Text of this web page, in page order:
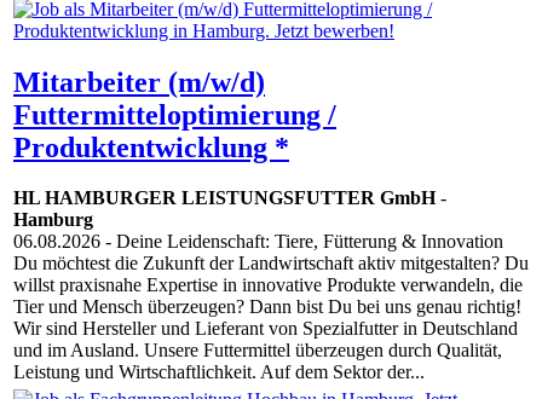
Mitarbeiter (m/w/d)
Futtermitteloptimierung /
Produktentwicklung *
HL HAMBURGER LEISTUNGSFUTTER GmbH-
Hamburg
06.08.2026 - Deine Leidenschaft: Tiere, Fütterung & Innovation
Du möchtest die Zukunft der Landwirtschaft aktiv mitgestalten? Du
willst praxisnahe Expertise in innovative Produkte verwandeln, die
Tier und Mensch überzeugen? Dann bist Du bei uns genau richtig!
Wir sind Hersteller und Lieferant von Spezialfutter in Deutschland
und im Ausland. Unsere Futtermittel überzeugen durch Qualität,
Leistung und Wirtschaftlichkeit. Auf dem Sektor der...